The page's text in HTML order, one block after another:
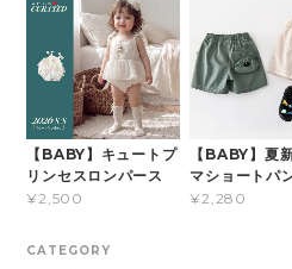
【BABY】キュートプ
リンセスロンパース
¥2,500
【BABY】夏
マショートパ
¥2,280
CATEGORY